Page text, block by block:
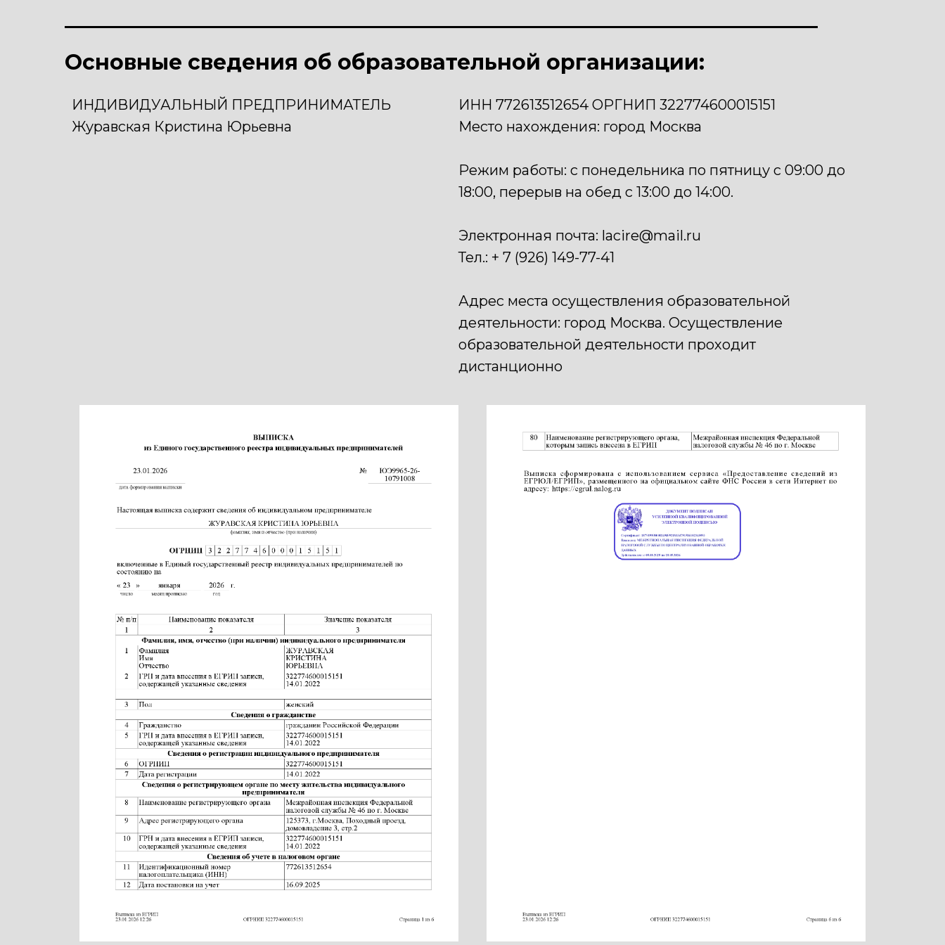
Основные сведения об образовательной организации:
ИНДИВИДУАЛЬНЫЙ ПРЕДПРИНИМАТЕЛЬ
Журавская Кристина Юрьевна
ИНН 772613512654 ОРГНИП 322774600015151
Место нахождения: город Москва
Режим работы: с понедельника по пятницу с 09:00 до
18:00, перерыв на обед с 13:00 до 14:00.
Электронная почта: lacire@mail.ru
Тел.: + 7 (926) 149-77-41
Адрес места осуществления образовательной
деятельности: город Москва. Осуществление
образовательной деятельности проходит
дистанционно